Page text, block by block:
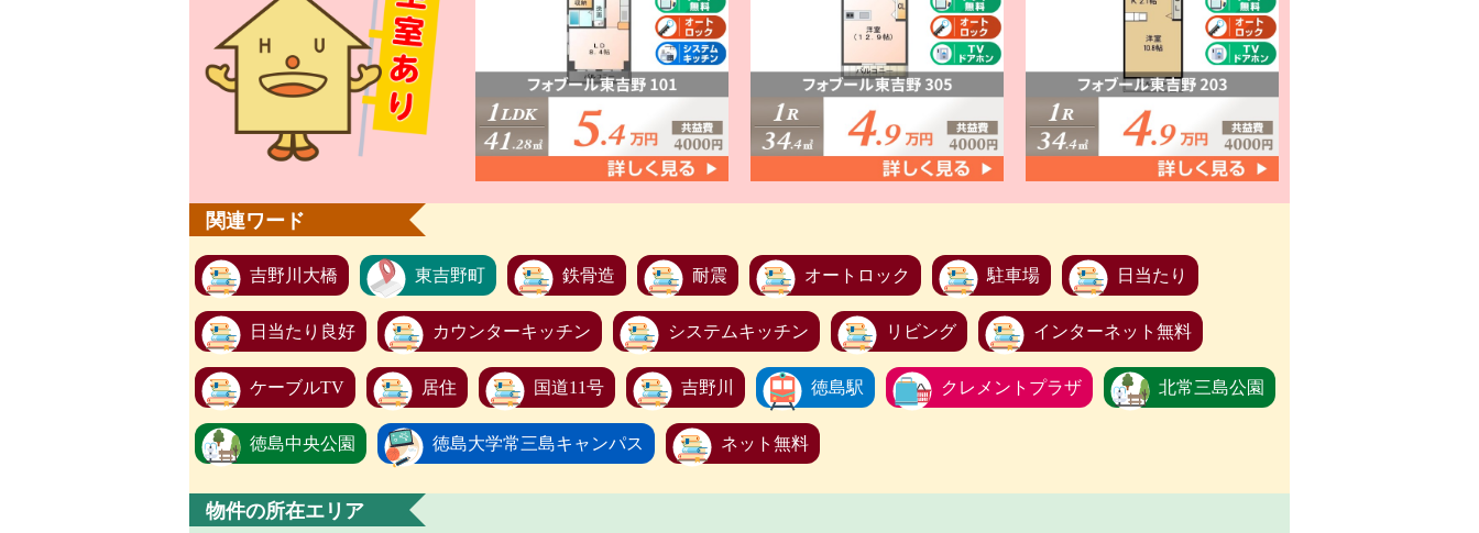
関連ワード
吉野川大橋 東吉野町 鉄骨造 耐震 オートロック 駐車場 日当たり
日当たり良好 カウンターキッチン システムキッチン リビング インターネット無料
ケーブルTV 居住 国道11号 吉野川 徳島駅 クレメントプラザ 北常三島公園
徳島中央公園 徳島大学常三島キャンパス ネット無料
物件の所在エリア